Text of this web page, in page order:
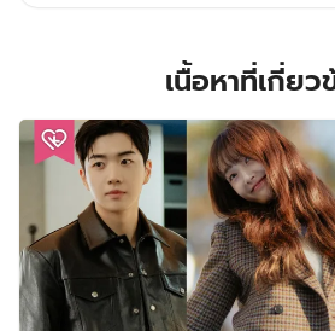
เนื้อหาที่เกี่ย